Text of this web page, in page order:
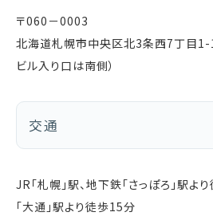
〒060－0003
北海道札幌市中央区北3条西7丁目
ビル入り口は南側）
交通
JR「札幌」駅、地下鉄「さっぽろ」
「大通」駅より徒歩15分